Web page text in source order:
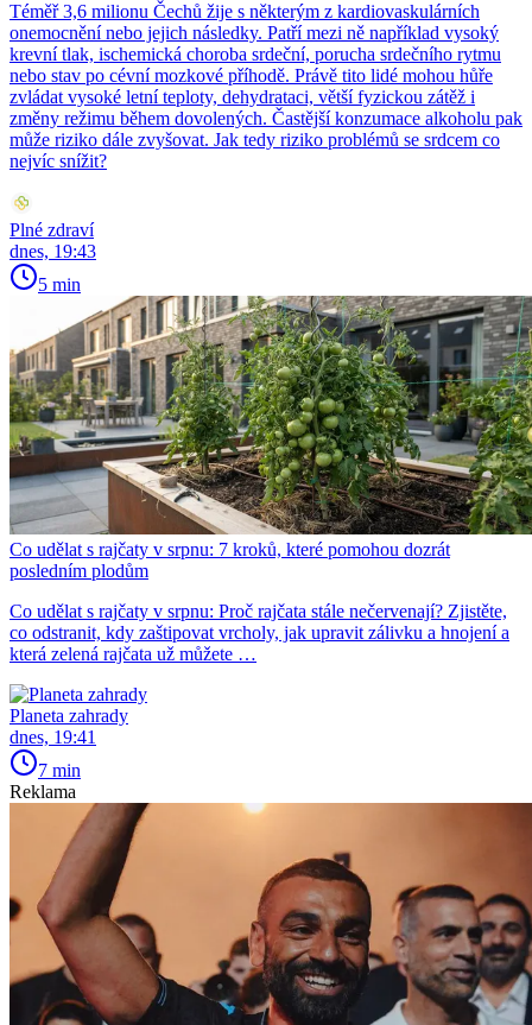
Téměř 3,6 milionu Čechů žije s některým z kardiovaskulárních
onemocnění nebo jejich následky. Patří mezi ně například vysoký
krevní tlak, ischemická choroba srdeční, porucha srdečního rytmu
nebo stav po cévní mozkové příhodě. Právě tito lidé mohou hůře
zvládat vysoké letní teploty, dehydrataci, větší fyzickou zátěž i
změny režimu během dovolených. Častější konzumace alkoholu pak
může riziko dále zvyšovat. Jak tedy riziko problémů se srdcem co
nejvíc snížit?
Plné zdraví
dnes, 19:43
5 min
Co udělat s rajčaty v srpnu: 7 kroků, které pomohou dozrát
posledním plodům
Co udělat s rajčaty v srpnu: Proč rajčata stále nečervenají? Zjistěte,
co odstranit, kdy zaštipovat vrcholy, jak upravit zálivku a hnojení a
která zelená rajčata už můžete …
Planeta zahrady
dnes, 19:41
7 min
Reklama